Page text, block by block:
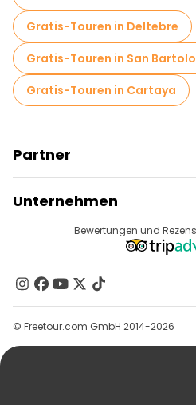
Gratis-Touren in Deltebre
Gratis-Touren in San
Gratis-Touren in Cartaya
Partner
Anbieter-Anmeldung
Affiliate-Programm
Unternehmen
Reiseziele
Kontakt
Gruppen
Hilfe
Bewertungen und
© Freetour.com GmbH 2014-2026